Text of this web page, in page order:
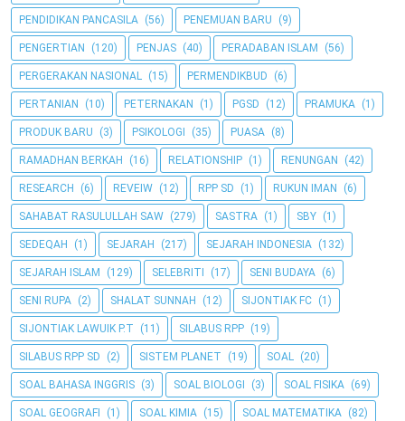
PENDIDIKAN PANCASILA (56) PENEMUAN BARU (9)
PENGERTIAN (120) PENJAS (40) PERADABAN ISLAM (56)
PERGERAKAN NASIONAL (15) PERMENDIKBUD (6)
PERTANIAN (10) PETERNAKAN (1) PGSD (12) PRAMUKA (1)
PRODUK BARU (3) PSIKOLOGI (35) PUASA (8)
RAMADHAN BERKAH (16) RELATIONSHIP (1) RENUNGAN (42)
RESEARCH (6) REVEIW (12) RPP SD (1) RUKUN IMAN (6)
SAHABAT RASULULLAH SAW (279) SASTRA (1) SBY (1)
SEDEQAH (1) SEJARAH (217) SEJARAH INDONESIA (132)
SEJARAH ISLAM (129) SELEBRITI (17) SENI BUDAYA (6)
SENI RUPA (2) SHALAT SUNNAH (12) SIJONTIAK FC (1)
SIJONTIAK LAWUIK P.T (11) SILABUS RPP (19)
SILABUS RPP SD (2) SISTEM PLANET (19) SOAL (20)
SOAL BAHASA INGGRIS (3) SOAL BIOLOGI (3) SOAL FISIKA (69)
SOAL GEOGRAFI (1) SOAL KIMIA (15) SOAL MATEMATIKA (82)